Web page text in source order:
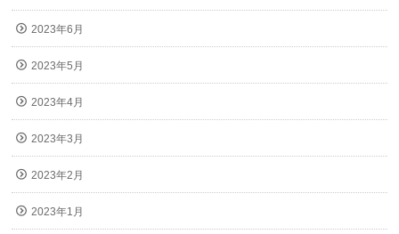
2023年6月
2023年5月
2023年4月
2023年3月
2023年2月
2023年1月